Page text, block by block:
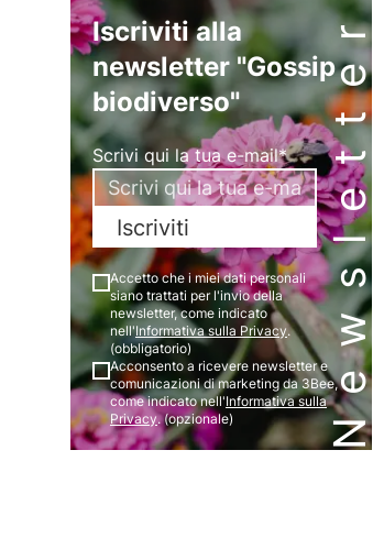
Newsletter
Iscriviti alla
newsletter "Gossip
biodiverso"
Scrivi qui la tua e-mail*
Iscriviti
Accetto che i miei dati personali
siano trattati per l'invio della
newsletter, come indicato
nell'Informativa sulla Privacy.
(obbligatorio)
Acconsento a ricevere newsletter e
comunicazioni di marketing da 3Bee,
come indicato nell'Informativa sulla
Privacy. (opzionale)